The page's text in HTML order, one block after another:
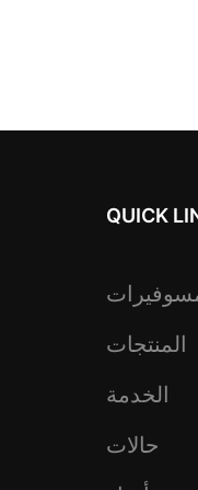
QUICK
المنتجات
الخدمة
حالات